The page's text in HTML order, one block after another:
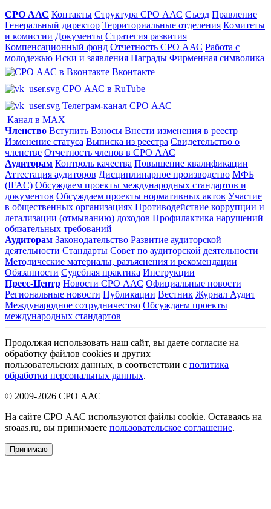
СРО ААС Контакты Структура СРО ААС Съезд Правление
Генеральный директор Территориальные отделения Комитеты
и комиссии Документы Стратегия развития
Компенсационный фонд Отчетность СРО ААС Работа с
молодежью Иски и заявления Награды Фирменная символика
Вконтакте
СРО ААС в RuTube
Телеграм-канал СРО ААС
Канал в MAX
Членство Вступить Взносы Внести изменения в реестр
Изменение статуса Выписка из реестра Свидетельство о
членстве Отчетность членов в СРО ААС
Аудиторам Контроль качества Повышение квалификации
Аттестация аудиторов Дисциплинарное производство МФБ
(IFAC) Обсуждаем проекты международных стандартов и
документов Обсуждаем проекты нормативных актов Участие
в общественных организациях Противодействие коррупции и
легализации (отмыванию) доходов Профилактика нарушений
обязательных требований
Аудиторам Законодательство Развитие аудиторской
деятельности Стандарты Совет по аудиторской деятельности
Методические материалы, разъяснения и рекомендации
Обязанности Судебная практика Инструкции
Пресс-Центр Новости СРО ААС Официальные новости
Региональные новости Публикации Вестник Журнал Аудит
Международное сотрудничество Обсуждаем проекты
международных стандартов
Продолжая использовать наш сайт, вы даете согласие на
обработку файлов cookies и других
пользовательских данных, в соответствии с политика
обработки персональных данных.
© 2009-2026 СРО ААС
На сайте СРО ААС используются файлы cookie. Оставаясь на
sroaas.ru, вы принимаете пользовательское соглашение.
Принимаю